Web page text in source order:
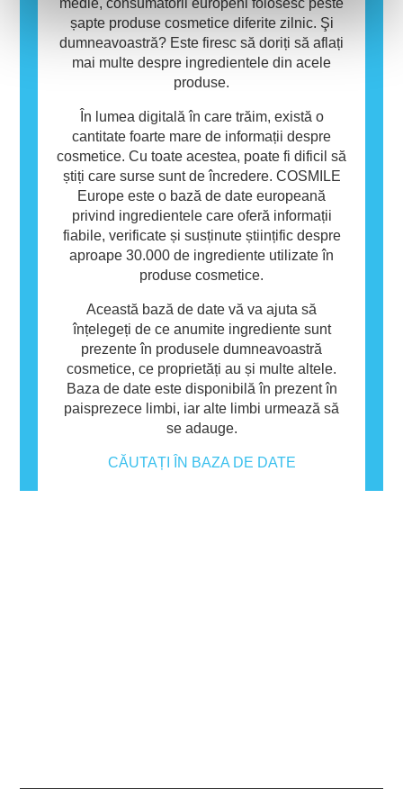
șapte produse cosmetice diferite zilnic. Şi
dumneavoastră? Este firesc să doriți să aflați
mai multe despre ingredientele din acele
produse.
În lumea digitală în care trăim, există o
cantitate foarte mare de informații despre
cosmetice. Cu toate acestea, poate fi dificil să
știți care surse sunt de încredere. COSMILE
Europe este o bază de date europeană
privind ingredientele care oferă informații
fiabile, verificate și susținute științific despre
aproape 30.000 de ingrediente utilizate în
produse cosmetice.
Această bază de date vă va ajuta să
înțelegeți de ce anumite ingrediente sunt
prezente în produsele dumneavoastră
cosmetice, ce proprietăți au și multe altele.
Baza de date este disponibilă în prezent în
paisprezece limbi, iar alte limbi urmează să
se adauge.
CĂUTAȚI ÎN BAZA DE DATE